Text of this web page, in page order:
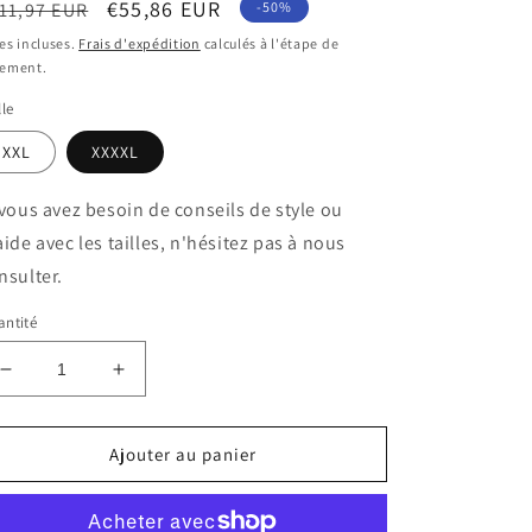
EUR
Prix
soldé
€55,86 EUR -50%
incluses. Frais d'expédition calculés à l'étape de
XXL XXXXL
avez besoin de conseils de style ou
avec les tailles, n'hésitez pas à nous
Réduire
la
quantité
Robe
Augmenter
la
quantité
de
Robe
Ajouter au panier